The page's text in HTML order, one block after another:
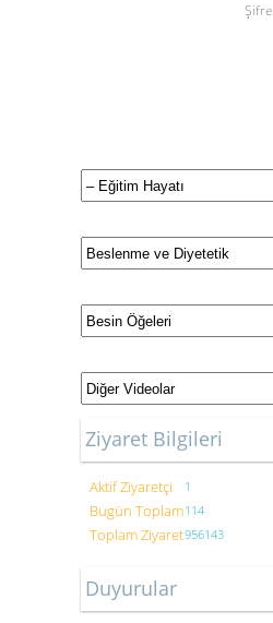
Şifre
Ziyaret Bilgileri
Aktif Ziyaretçi 1
Bugün Toplam114
Toplam Ziyaret956143
Duyurular
Gastronomi ve Mutfak Sanatları